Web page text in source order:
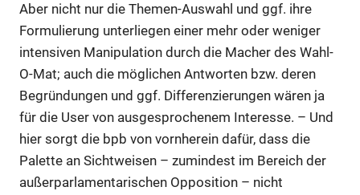
Aber nicht nur die Themen-Auswahl und ggf. ihre
Formulierung unterliegen einer mehr oder weniger
intensiven Manipulation durch die Macher des Wahl-
O-Mat; auch die möglichen Antworten bzw. deren
Begründungen und ggf. Differenzierungen wären ja
für die User von ausgesprochenem Interesse. – Und
hier sorgt die bpb von vornherein dafür, dass die
Palette an Sichtweisen – zumindest im Bereich der
außerparlamentarischen Opposition – nicht